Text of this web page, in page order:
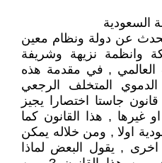
السعودية
عن دولة ونظام معين
وانظمة نزيهة وشريفة
العالمي , في مقدمة هذه
الدموي المتخلف الرجعي
جاستا اختصارا يجيز
غيرها , هذا القانون كما
اولا , ومن خلاله يمكن
, يقول البعض لماذا